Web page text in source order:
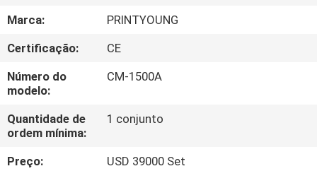
SOBRE
NÓS
EXCURSÃO
DA
FÁBRICA
Marca:
PRINTYOUNG
Certificação:
CE
Número do
modelo:
CM-1500A
Quantidade de
ordem mínima:
1 conjunto
Preço:
USD 39000 Set